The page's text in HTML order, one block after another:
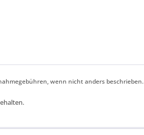
wenn nicht anders beschrieben.